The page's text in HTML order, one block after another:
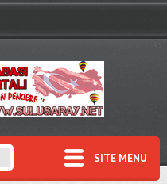
SITE MENU